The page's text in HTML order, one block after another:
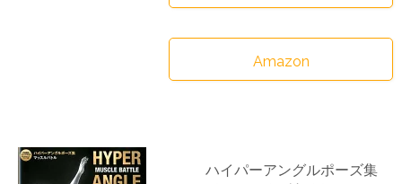
Amazon
ハイパーアングルポーズ集